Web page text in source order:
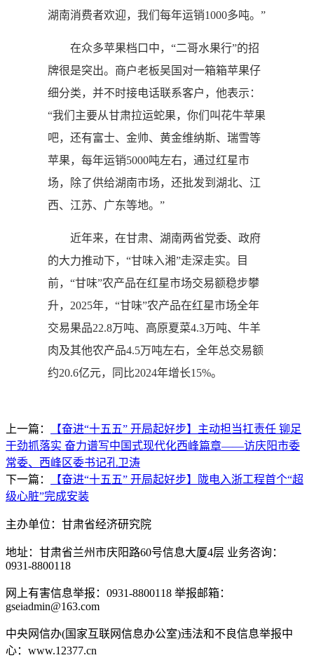
湖南消费者欢迎，我们每年运销1000多吨。”
在众多苹果档口中，“二哥水果行”的招
牌很是突出。商户老板吴国对一箱箱苹果仔
细分类，并不时接电话联系客户，他表示：
“我们主要从甘肃拉运蛇果，你们叫花牛苹果
吧，还有富士、金帅、黄金维纳斯、瑞雪等
苹果，每年运销5000吨左右，通过红星市
场，除了供给湖南市场，还批发到湖北、江
西、江苏、广东等地。”
近年来，在甘肃、湖南两省党委、政府
的大力推动下，“甘味入湘”走深走实。目
前，“甘味”农产品在红星市场交易额稳步攀
升，2025年，“甘味”农产品在红星市场全年
交易果品22.8万吨、高原夏菜4.3万吨、牛羊
肉及其他农产品4.5万吨左右，全年总交易额
约20.6亿元，同比2024年增长15%。
上一篇：
【奋进“十五五” 开局起好步】主动担当扛责任 铆足
干劲抓落实 奋力谱写中国式现代化西峰篇章——访庆阳市委
常委、西峰区委书记孔卫涛
下一篇：
【奋进“十五五” 开局起好步】陇电入浙工程首个“超
级心脏”完成安装
主办单位：甘肃省经济研究院
地址：甘肃省兰州市庆阳路60号信息大厦4层 业务咨询：
0931-8800118
网上有害信息举报：0931-8800118 举报邮箱：
gseiadmin@163.com
中央网信办(国家互联网信息办公室)违法和不良信息举报中
心：www.12377.cn